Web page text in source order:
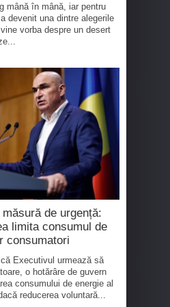
mână în mână, iar pentru
devenit una dintre alegerile
vorba despre un desert
de urgență:
limita consumul de
consumatori
că Executivul urmează să
o hotărâre de guvern
consumului de energie al
reducerea voluntară...